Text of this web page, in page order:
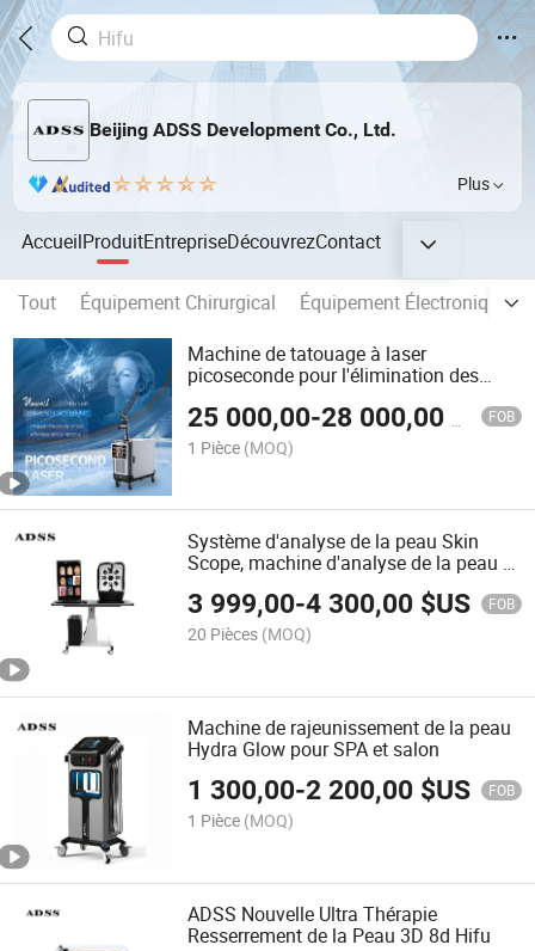
Beijing ADSS Development Co., Ltd.
Plus
AccueilProduitEntrepriseDécouvrezContact
Tout Équipement Chirurgical
Équipement Électronique,
Machine de tatouage à laser
picoseconde pour l'élimination des
25 000,00-28 000,00 FOB
1 Pièce (MOQ)
Système d'analyse de la peau Skin
Scope, machine d'analyse de la peau a-
3 999,00-4 300,00 $US FOB
20 Pièces (MOQ)
Machine de rajeunissement de la peau
Hydra Glow pour SPA et salon
1 300,00-2 200,00 $US FOB
1 Pièce (MOQ)
ADSS Nouvelle Ultra Thérapie
Resserrement de la Peau 3D 8d Hifu